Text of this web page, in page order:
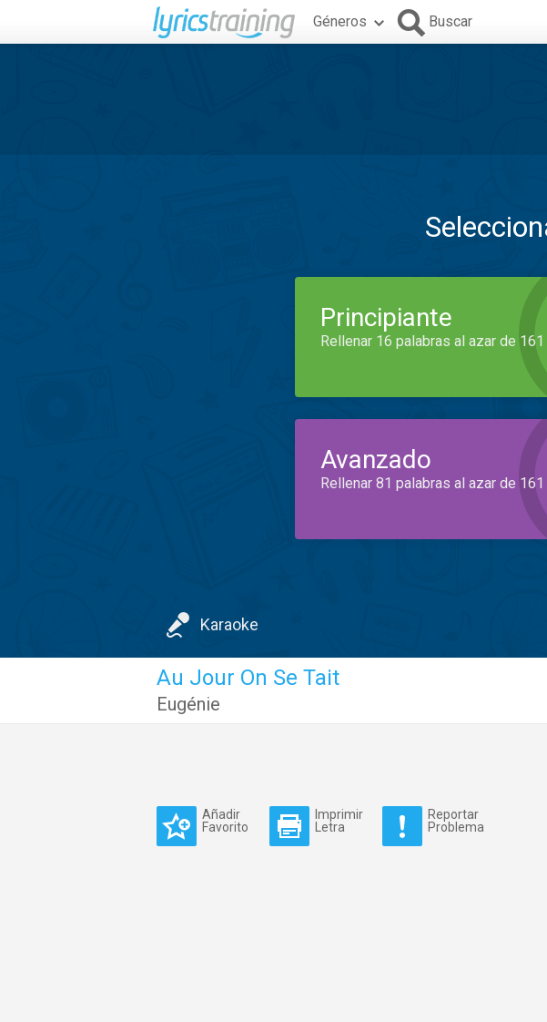
Géneros Buscar
Principiante
Rellenar 16 palabras al azar de 161
Avanzado
Rellenar 81 palabras al azar de 161
Karaoke
Au Jour On Se Tait
Eugénie
Añadir
Favorito
Imprimir
Letra
Reportar
Problema